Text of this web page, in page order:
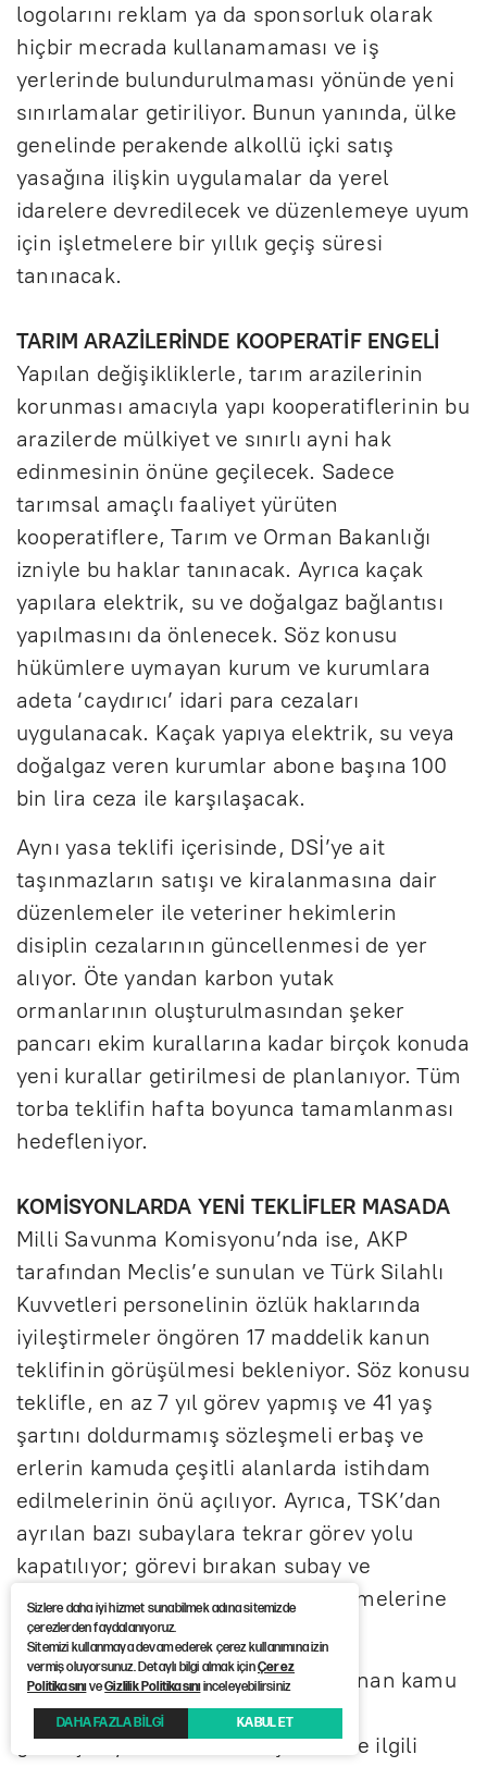
logolarını reklam ya da sponsorluk olarak
hiçbir mecrada kullanamaması ve iş
yerlerinde bulundurulmaması yönünde yeni
sınırlamalar getiriliyor. Bunun yanında, ülke
genelinde perakende alkollü içki satış
yasağına ilişkin uygulamalar da yerel
idarelere devredilecek ve düzenlemeye uyum
için işletmelere bir yıllık geçiş süresi
tanınacak.
TARIM ARAZİLERİNDE KOOPERATİF ENGELİ
Yapılan değişikliklerle, tarım arazilerinin
korunması amacıyla yapı kooperatiflerinin bu
arazilerde mülkiyet ve sınırlı ayni hak
edinmesinin önüne geçilecek. Sadece
tarımsal amaçlı faaliyet yürüten
kooperatiflere, Tarım ve Orman Bakanlığı
izniyle bu haklar tanınacak. Ayrıca kaçak
yapılara elektrik, su ve doğalgaz bağlantısı
yapılmasını da önlenecek. Söz konusu
hükümlere uymayan kurum ve kurumlara
adeta ‘caydırıcı’ idari para cezaları
uygulanacak. Kaçak yapıya elektrik, su veya
doğalgaz veren kurumlar abone başına 100
bin lira ceza ile karşılaşacak.
Aynı yasa teklifi içerisinde, DSİ’ye ait
taşınmazların satışı ve kiralanmasına dair
düzenlemeler ile veteriner hekimlerin
disiplin cezalarının güncellenmesi de yer
alıyor. Öte yandan karbon yutak
ormanlarının oluşturulmasından şeker
pancarı ekim kurallarına kadar birçok konuda
yeni kurallar getirilmesi de planlanıyor. Tüm
torba teklifin hafta boyunca tamamlanması
hedefleniyor.
KOMİSYONLARDA YENİ TEKLİFLER MASADA
Milli Savunma Komisyonu’nda ise, AKP
tarafından Meclis’e sunulan ve Türk Silahlı
Kuvvetleri personelinin özlük haklarında
iyileştirmeler öngören 17 maddelik kanun
teklifinin görüşülmesi bekleniyor. Söz konusu
teklifle, en az 7 yıl görev yapmış ve 41 yaş
şartını doldurmamış sözleşmeli erbaş ve
erlerin kamuda çeşitli alanlarda istihdam
edilmelerinin önü açılıyor. Ayrıca, TSK’dan
ayrılan bazı subaylara tekrar görev yolu
kapatılıyor; görevi bırakan subay ve
astsubayların yeniden orduya dönmelerine
yasak getiriliyor.
Aynı teklifte kritik görevlerde bulunan kamu
personeline yönelik terör irtibatı
gerekçesiyle alınan idari işlemlerle ilgili
Sizlere daha iyi hizmet sunabilmek adına sitemizde
çerezlerden faydalanıyoruz.
Sitemizi kullanmaya devam ederek çerez kullanımına izin
vermiş oluyorsunuz. Detaylı bilgi almak içinÇerez
PolitikasınıveGizlilik Politikasınıinceleyebilirsiniz
DAHA FAZLA BİLGİ KABUL ET